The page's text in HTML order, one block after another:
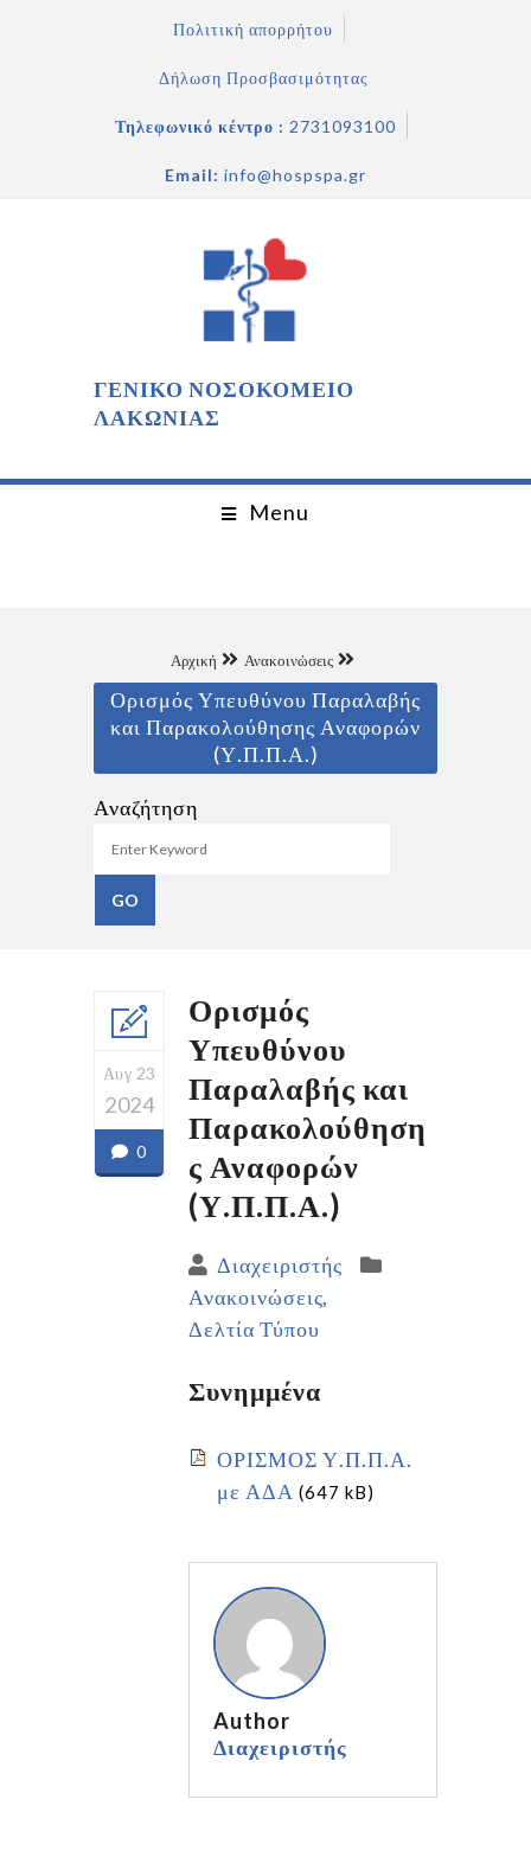
Πολιτική απορρήτου
Δήλωση Προσβασιμότητας
Τηλεφωνικό κέντρο : 2731093100
Email: info@hospspa.gr
ΓΕΝΙΚΟ ΝΟΣΟΚΟΜΕΙΟ
ΛΑΚΩΝΙΑΣ
Menu
Αρχική Ανακοινώσεις
Ορισμός Υπευθύνου Παραλαβής
και Παρακολούθησης Αναφορών
(Υ.Π.Π.Α.)
Αναζήτηση
Αυγ 23
2024
0
Ορισμός
Υπευθύνου
Παραλαβής και
Παρακολούθηση
ς Αναφορών
(Υ.Π.Π.Α.)
Διαχειριστής
Ανακοινώσεις
Δελτία Τύπου
Συνημμένα
ΟΡΙΣΜΟΣ Υ.Π.Π.Α.
με ΑΔΑ (647 kB)
Author
Διαχειριστής